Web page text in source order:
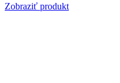
Zobraziť produkt